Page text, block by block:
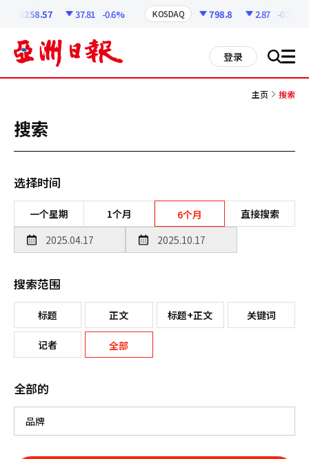
6258.57 37.81 -0.6% KOSDAQ 798.8 2.87 -0.36%
登录 搜 all
主页 搜索
搜索
选择时间
一个星期 1个月 6个月 直接搜索
搜索范围
标题 正文 标题+正文 关键词
记者 全部
全部的